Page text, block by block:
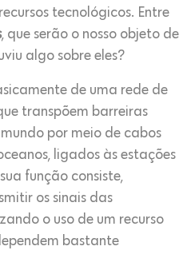
tecnológicos. Entre
, que serão o nosso objeto de
algo sobre eles?
de uma rede de
transpõem barreiras
por meio de cabos
ligados às estações
função consiste,
os sinais das
o uso de um recurso
bastante